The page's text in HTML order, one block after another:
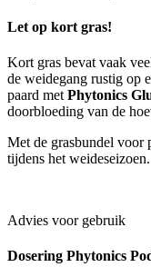
Let op kort gras!
Kort gras bevat vaak
de weidegang rustig op
paard met Phytonics
doorbloeding van de
Met de grasbundel voor
tijdens het weideseizoen.
Advies voor gebruik
Dosering Phytonics